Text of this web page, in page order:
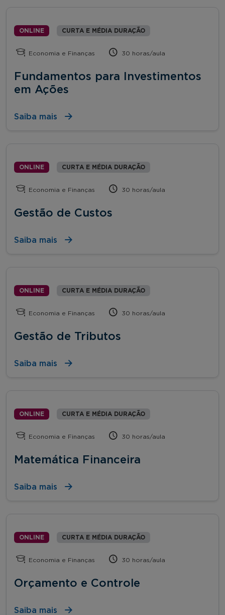
ONLINE CURTA E MÉDIA DURAÇÃO
Economia e Finanças 30 horas/aula
Fundamentos para Investimentos
em Ações
Saiba mais
ONLINE CURTA E MÉDIA DURAÇÃO
Economia e Finanças 30 horas/aula
Gestão de Custos
Saiba mais
ONLINE CURTA E MÉDIA DURAÇÃO
Economia e Finanças 30 horas/aula
Gestão de Tributos
Saiba mais
ONLINE CURTA E MÉDIA DURAÇÃO
Economia e Finanças 30 horas/aula
Matemática Financeira
Saiba mais
ONLINE CURTA E MÉDIA DURAÇÃO
Economia e Finanças 30 horas/aula
Orçamento e Controle
Saiba mais